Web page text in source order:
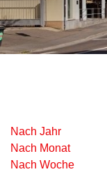
Nach Jahr
Nach Monat
Nach Woche